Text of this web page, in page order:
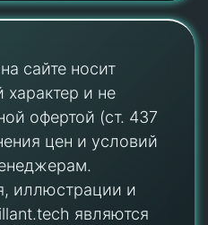
сайте носит
характер и не
офертой (ст. 437
цен и условий
иллюстрации и
являются